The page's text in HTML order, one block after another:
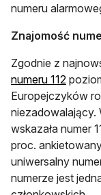
numeru
Znajomość
Zgodnie z
numeru 112
Europejczyków
niezadowalający.
wskazała numer
proc.
uniwersalny
numerze jest